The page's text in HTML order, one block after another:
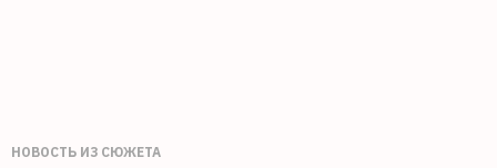
НОВОСТЬ ИЗ СЮЖЕТА